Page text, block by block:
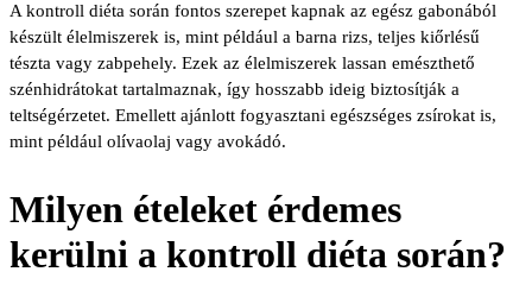
A kontroll diéta során fontos szerepet kapnak az egész gabonából
készült élelmiszerek is, mint például a barna rizs, teljes kiőrlésű
tészta vagy zabpehely. Ezek az élelmiszerek lassan emészthető
szénhidrátokat tartalmaznak, így hosszabb ideig biztosítják a
teltségérzetet. Emellett ajánlott fogyasztani egészséges zsírokat is,
mint például olívaolaj vagy avokádó.
Milyen ételeket érdemes
kerülni a kontroll diéta során?